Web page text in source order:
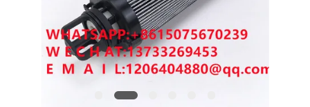
FÄLLE
SITEMAP